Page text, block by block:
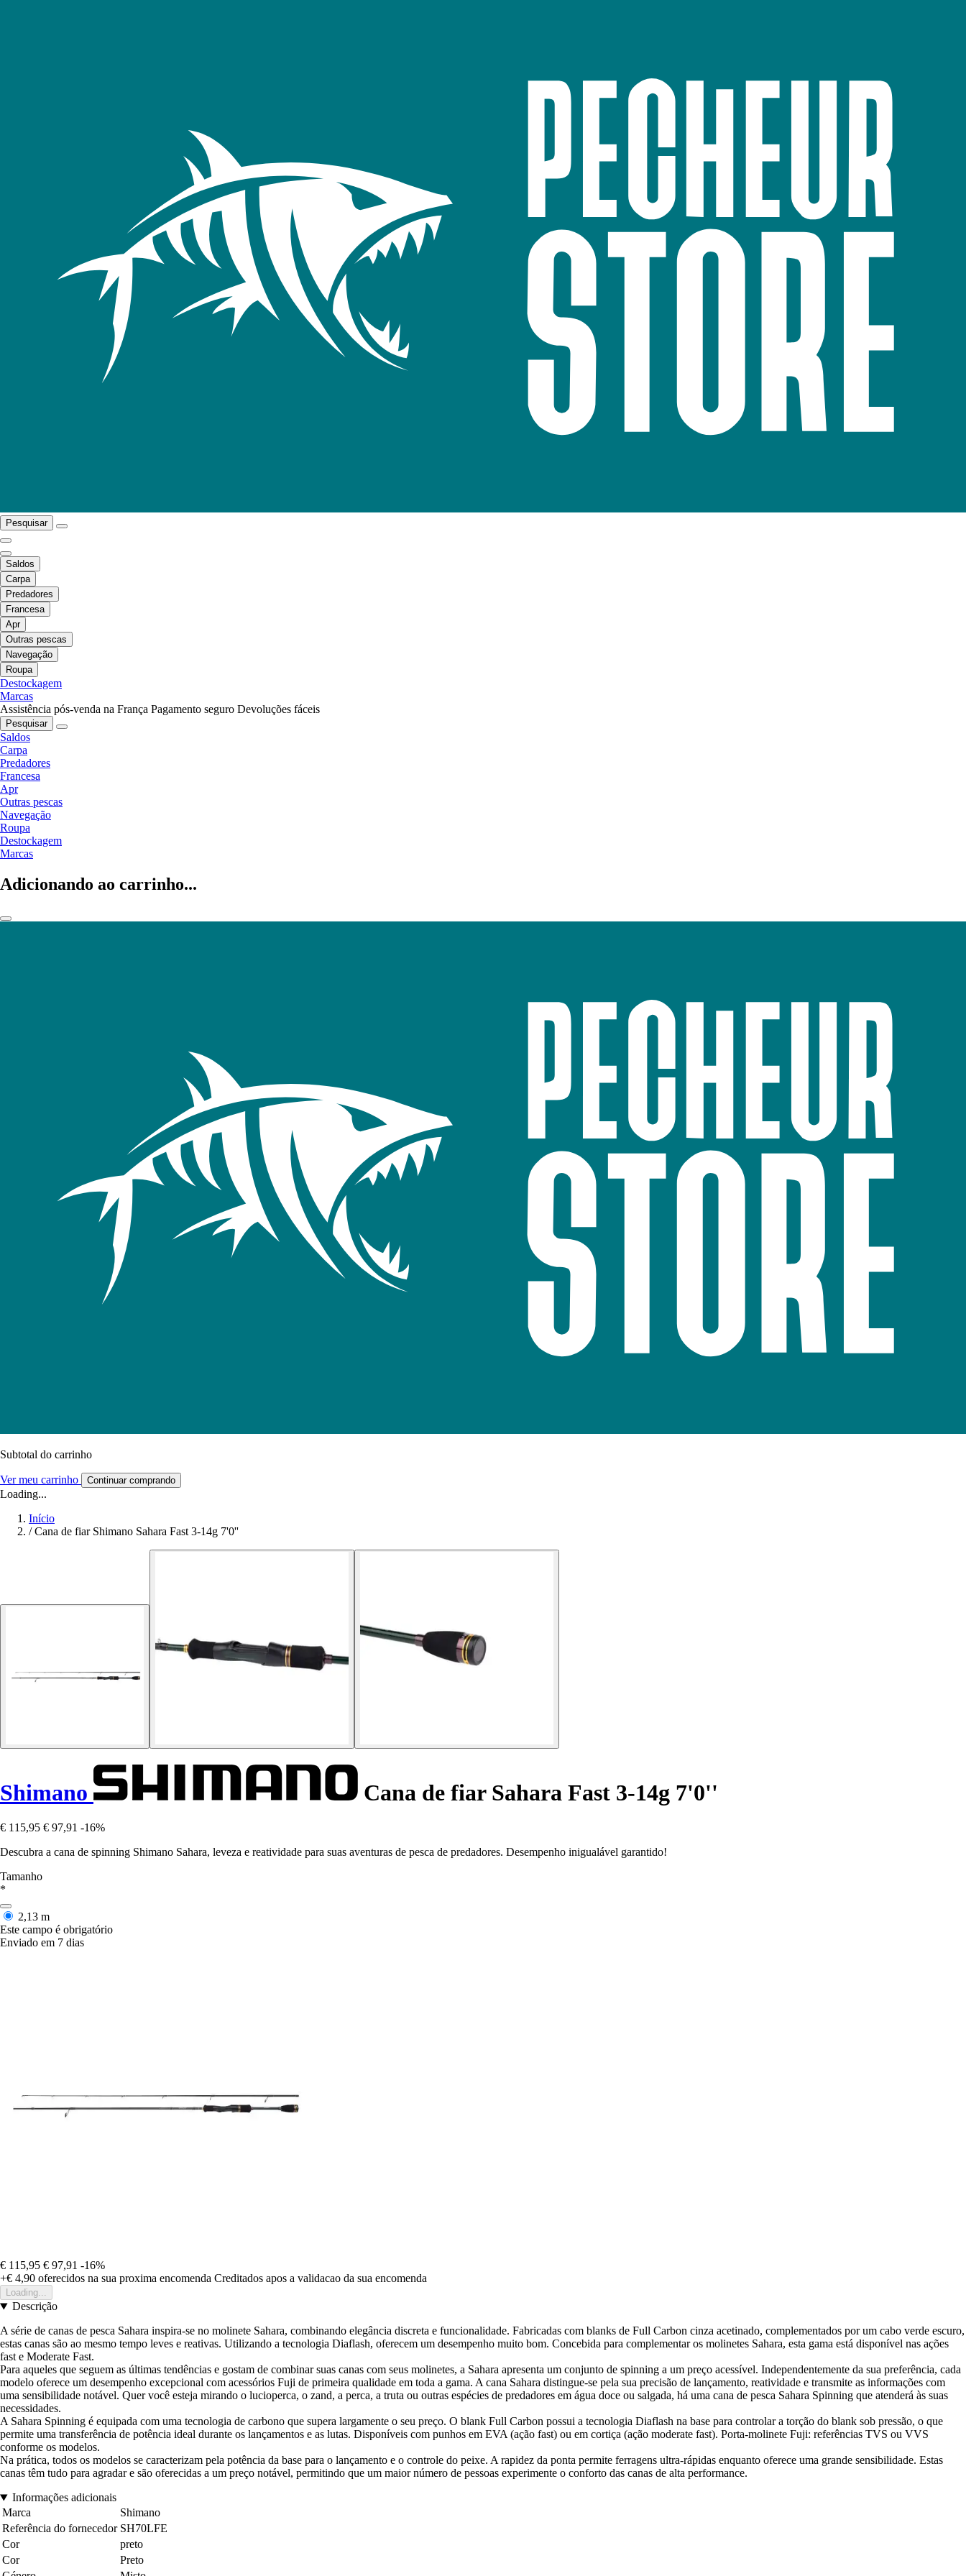
Pesquisar
Saldos
Carpa
Predadores
Francesa
Apr
Outras pescas
Navegação
Roupa
Destockagem
Marcas
Assistência pós-venda na França Pagamento seguro Devoluções fáceis
Pesquisar
Saldos
Carpa
Predadores
Francesa
Apr
Outras pescas
Navegação
Roupa
Destockagem
Marcas
Adicionando ao carrinho...
Subtotal do carrinho
Ver meu carrinho Continuar comprando
Loading...
Início
/ Cana de fiar Shimano Sahara Fast 3-14g 7'0''
Shimano Cana de fiar Sahara Fast 3-14g 7'0''
€ 115,95 € 97,91 -16%
Descubra a cana de spinning Shimano Sahara, leveza e reatividade para suas aventuras de pesca de predadores. Desempenho inigualável garantido!
Tamanho
*
2,13 m
Este campo é obrigatório
Enviado em 7 dias
€ 115,95 € 97,91 -16%
+€ 4,90 oferecidos na sua proxima encomenda Creditados apos a validacao da sua encomenda
Loading...
Descrição
A série de canas de pesca Sahara inspira-se no molinete Sahara, combinando elegância discreta e funcionalidade. Fabricadas com blanks de Full Carbon cinza acetinado, complementados por um cabo verde escuro,
estas canas são ao mesmo tempo leves e reativas. Utilizando a tecnologia Diaflash, oferecem um desempenho muito bom. Concebida para complementar os molinetes Sahara, esta gama está disponível nas ações
fast e Moderate Fast.
Para aqueles que seguem as últimas tendências e gostam de combinar suas canas com seus molinetes, a Sahara apresenta um conjunto de spinning a um preço acessível. Independentemente da sua preferência, cada
modelo oferece um desempenho excepcional com acessórios Fuji de primeira qualidade em toda a gama. A cana Sahara distingue-se pela sua precisão de lançamento, reatividade e transmite as informações com
uma sensibilidade notável. Quer você esteja mirando o lucioperca, o zand, a perca, a truta ou outras espécies de predadores em água doce ou salgada, há uma cana de pesca Sahara Spinning que atenderá às suas
necessidades.
A Sahara Spinning é equipada com uma tecnologia de carbono que supera largamente o seu preço. O blank Full Carbon possui a tecnologia Diaflash na base para controlar a torção do blank sob pressão, o que
permite uma transferência de potência ideal durante os lançamentos e as lutas. Disponíveis com punhos em EVA (ação fast) ou em cortiça (ação moderate fast). Porta-molinete Fuji: referências TVS ou VVS
conforme os modelos.
Na prática, todos os modelos se caracterizam pela potência da base para o lançamento e o controle do peixe. A rapidez da ponta permite ferragens ultra-rápidas enquanto oferece uma grande sensibilidade. Estas
canas têm tudo para agradar e são oferecidas a um preço notável, permitindo que um maior número de pessoas experimente o conforto das canas de alta performance.
Informações adicionais
Marca
Shimano
Referência do fornecedor SH70LFE
Cor
preto
Cor
Preto